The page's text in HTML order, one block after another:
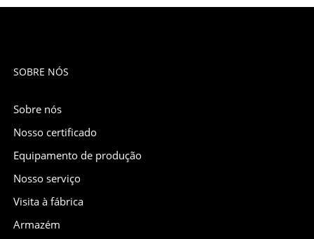
SOBRE NÓS
Sobre nós
Nosso certificado
Equipamento de produção
Nosso serviço
Visita à fábrica
Armazém